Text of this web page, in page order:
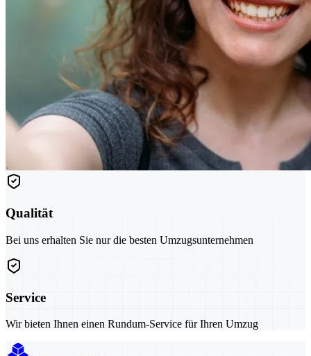
Qualität
Bei uns erhalten Sie nur die besten Umzugsunternehmen
Service
Wir bieten Ihnen einen Rundum-Service für Ihren Umzug